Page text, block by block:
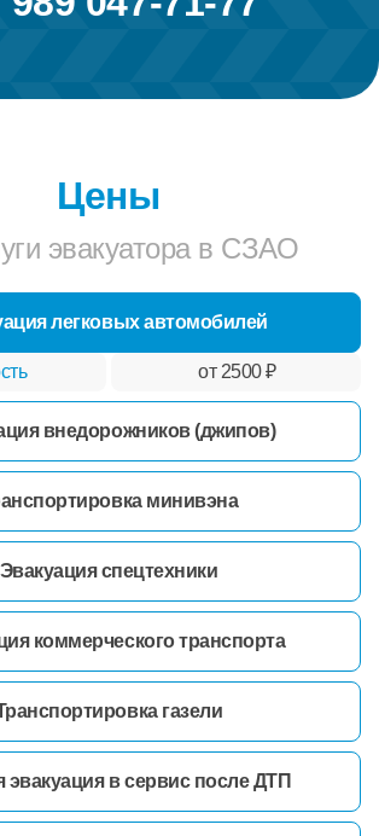
Цены
эвакуатора в СЗАО
легковых автомобилей
от 2500 ₽
внедорожников (джипов)
минивэна
Эвакуация спецтехники
коммерческого транспорта
газели
эвакуация в сервис после ДТП